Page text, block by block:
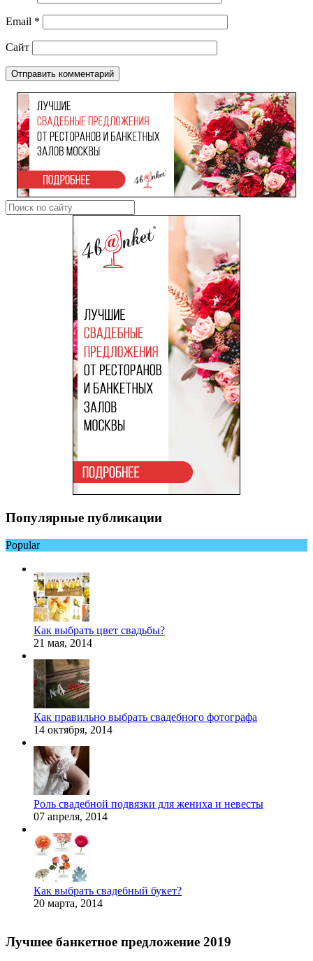
Email *
Сайт
Популярные публикации
Popular
Как выбрать цвет свадьбы?
21 мая, 2014
Как правильно выбрать свадебного фотографа
14 октября, 2014
Роль свадебной подвязки для жениха и невесты
07 апреля, 2014
Как выбрать свадебный букет?
20 марта, 2014
Лучшее банкетное предложение 2019